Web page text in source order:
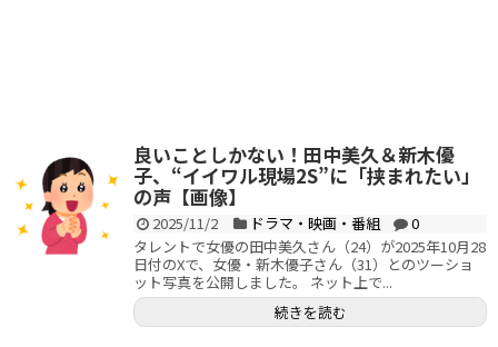
良いことしかない！田中美久＆新木優
子、“イイワル現場2S”に「挟まれたい」
の声【画像】
2025/11/2 ドラマ・映画・番組
0
タレントで女優の田中美久さん（24）が2025年10月28
日付のXで、女優・新木優子さん（31）とのツーショ
ット写真を公開しました。 ネット上で...
続きを読む